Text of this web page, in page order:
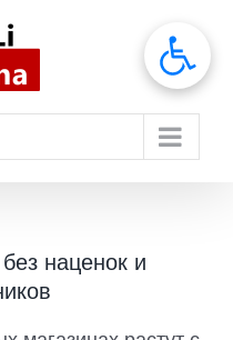
наценок и